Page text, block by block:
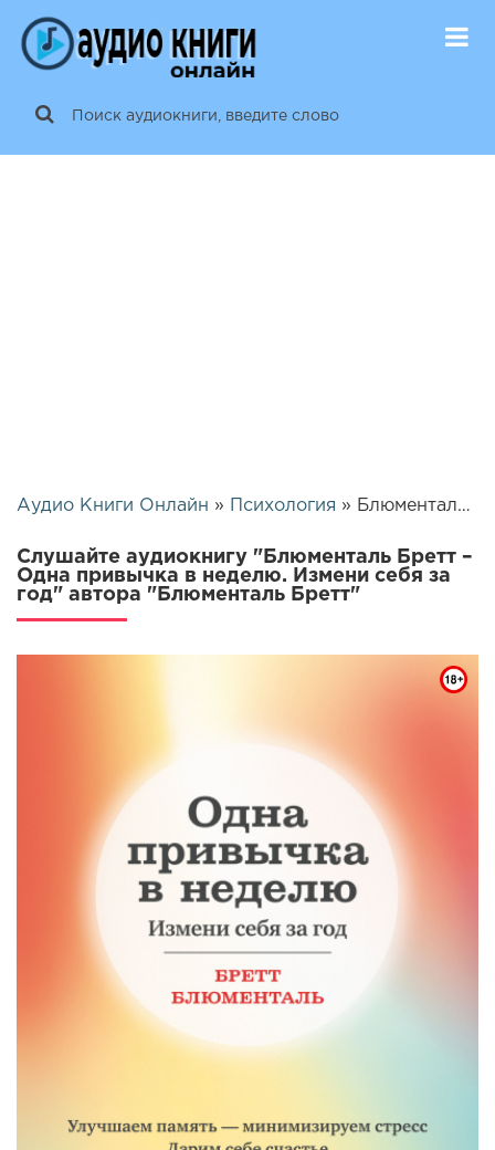
Аудио Книги Онлайн » Психология » Блюменталь Бретт – Одна привычка в неделю. Измени себя за год | 26482
Слушайте аудиокнигу "Блюменталь Бретт –
Одна привычка в неделю. Измени себя за
год" автора "Блюменталь Бретт"